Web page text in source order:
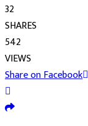
32
SHARES
542
VIEWS
Share on Facebook